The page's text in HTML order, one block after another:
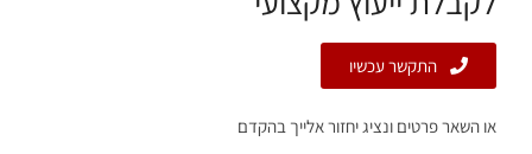
התקשר עכשיו
או השאר פרטים ונציג יחזור אלייך בהקדם